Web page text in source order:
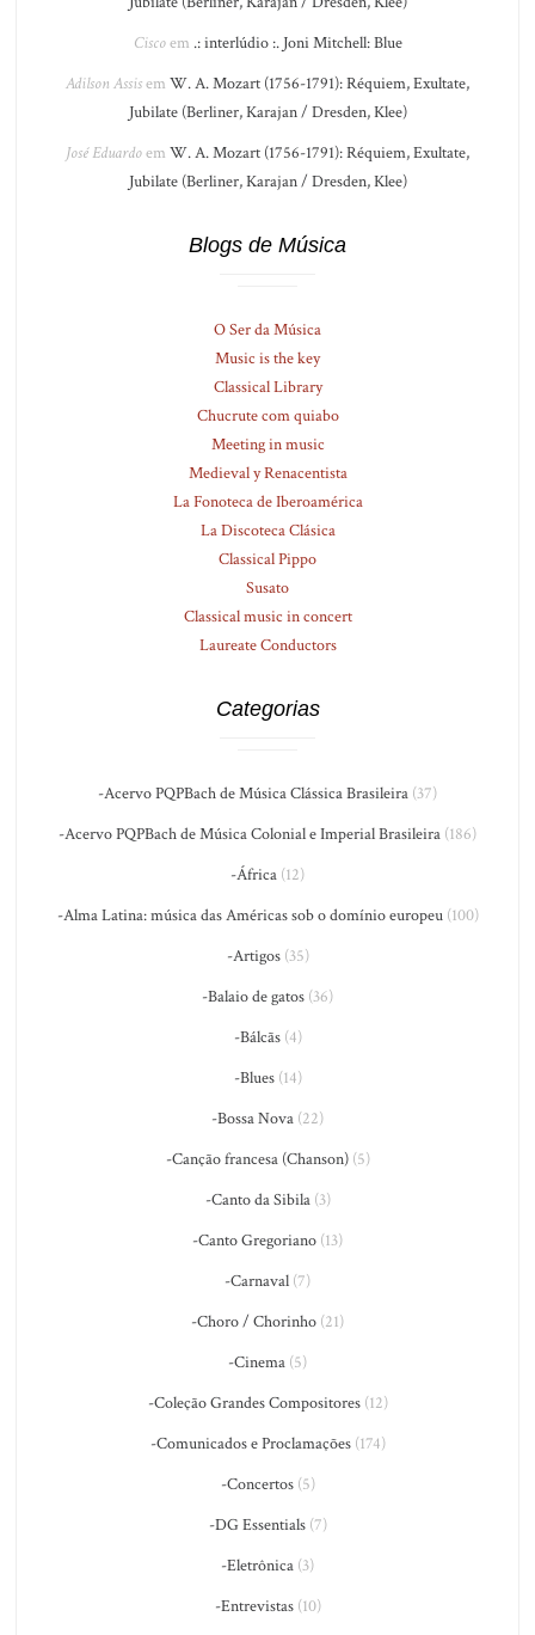
Ciscoem .: interlúdio :. Joni Mitchell: Blue
Adilson Assisem W. A. Mozart (1756-1791): Réquiem, Exultate,
Jubilate (Berliner, Karajan / Dresden, Klee)
José Eduardoem W. A. Mozart (1756-1791): Réquiem, Exultate,
Jubilate (Berliner, Karajan / Dresden, Klee)
Blogs de Música
O Ser da Música
Music is the key
Classical Library
Chucrute com quiabo
Meeting in music
Medieval y Renacentista
La Fonoteca de Iberoamérica
La Discoteca Clásica
Classical Pippo
Susato
Classical music in concert
Laureate Conductors
Categorias
-Acervo PQPBach de Música Clássica Brasileira (37)
-Acervo PQPBach de Música Colonial e Imperial Brasileira (186)
-África (12)
-Alma Latina: música das Américas sob o domínio europeu(100)
-Artigos(35)
-Balaio de gatos (36)
-Bálcãs(4)
-Blues(14)
-Bossa Nova (22)
-Canção francesa (Chanson)(5)
-Canto da Sibila(3)
-Canto Gregoriano (13)
-Carnaval (7)
-Choro / Chorinho (21)
-Cinema (5)
-Coleção Grandes Compositores(12)
-Comunicados e Proclamações(174)
-Concertos(5)
-DG Essentials(7)
-Eletrônica (3)
-Entrevistas(10)